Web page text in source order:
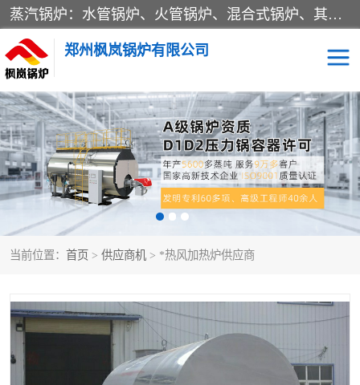
蒸汽锅炉：水管锅炉、火管锅炉、混合式锅炉、其他蒸汽锅炉； 热水锅炉：家用型集中供暖用热水锅炉、其他热水锅炉； 有机热载体锅炉； 船用蒸汽锅炉； （锅炉用辅助设备及装置）蒸汽冷凝器：表面冷凝器、混合式冷凝器、空冷式冷凝器、其他蒸汽冷凝器； 锅炉用辅助设备：节热器、蒸汽收集器、蓄能器、烟垢清除器、气体回收器、泥渣刮除器、空气预热器、其他锅炉用辅助设备；
郑州枫岚锅炉有限公司
当前位置： 首页 > 供应商机 > *热风加热炉供应商